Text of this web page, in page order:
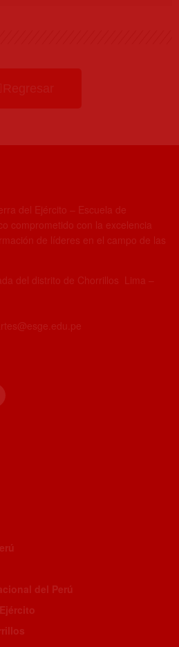
del Ejército – Escuela de
comprometido con la excelencia
de líderes en el campo de las
del distrito de Chorrillos Lima –
del Perú